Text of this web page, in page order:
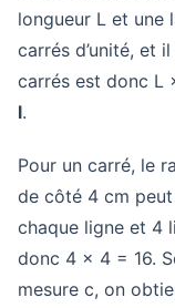
longueur L et une
carrés d’unité, et
carrés est donc L
l.
Pour un carré, le
de côté 4 cm
chaque ligne et 4
donc 4 × 4 = 16.
mesure c, on